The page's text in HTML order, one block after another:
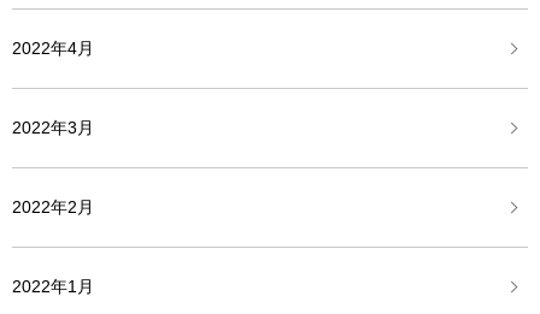
2022年4月
2022年3月
2022年2月
2022年1月